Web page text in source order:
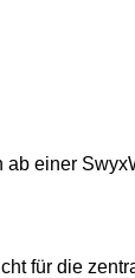
einer
für die